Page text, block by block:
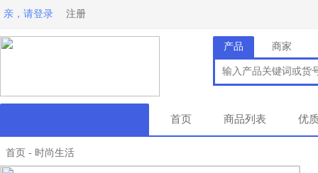
亲，请登录 注册
产品 商家
首页 商品列表 优
首页 时尚生活